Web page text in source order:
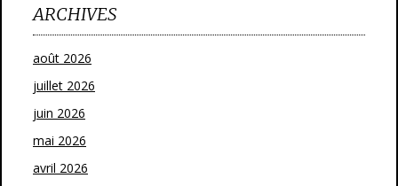
ARCHIVES
août 2026
juillet 2026
juin 2026
mai 2026
avril 2026